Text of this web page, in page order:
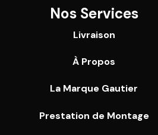
Nos Services
Livraison
À Propos
La Marque Gautier
Prestation de Montage